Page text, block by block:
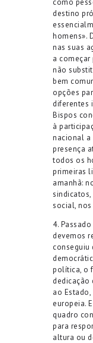
como
destino
homens».
nas suas
a
não
bem
opções
diferentes
Bispos
à
nacional a
presença
todos os
primeiras
amanhã:
social, nos
4.
devemos
conseguiu
política, o
dedicação
ao
europeia.
quadro
para
altura ou